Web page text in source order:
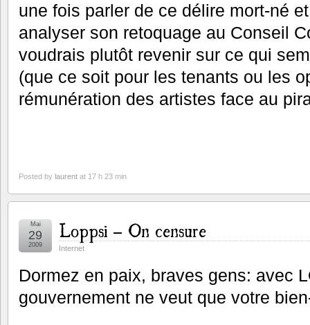
une fois parler de ce délire mort-né
analyser son retoquage au Conseil
voudrais plutôt revenir sur ce qui
(que ce soit pour les tenants ou les
rémunération des artistes face au
Posted by laurent at 17 h 23 min
Loppsi – On censure
Internet
Mai
29
2009
Dormez en paix, braves gens: avec
gouvernement ne veut que votre